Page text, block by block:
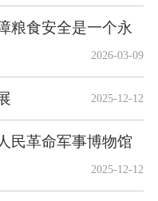
粮食安全是一个永
2026-03-09
2025-12-12
民革命军事博物馆
2025-12-12